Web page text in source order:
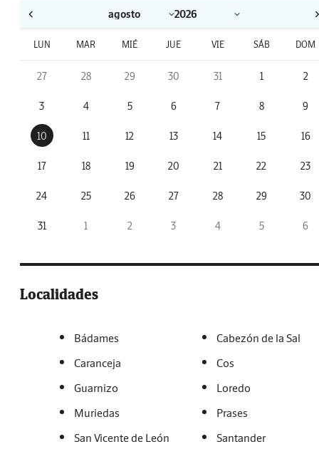
LUN MAR MIÉ JUE VIE SÁB DOM
27 28 29 30 31 1 2
3 4 5 6 7 8 9
10 11 12 13 14 15 16
17 18 19 20 21 22 23
24 25 26 27 28 29 30
31 1 2 3 4 5 6
Localidades
Bádames
Cabezón de la Sal
Caranceja
Cos
Guarnizo
Loredo
Muriedas
Prases
San Vicente de León
Santander